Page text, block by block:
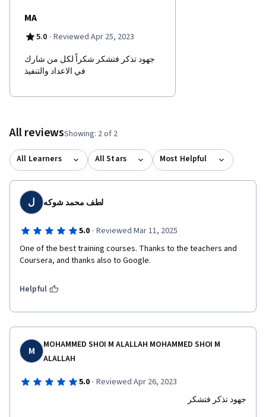
MA
5.0 · Reviewed Apr 25, 2023
جهود تذكر فتشكر شكراً لكل من شارك
في الاعداد والتنفيذ
All reviewsShowing: 2 of 2
All Learners All Stars Most Helpful
ل لطف محمد شوكه
5.0 · Reviewed Mar 11, 2025
One of the best training courses. Thanks to the teachers and
Coursera, and thanks also to Google.
Helpful
M
MOHAMMED SHOI M ALALLAH MOHAMMED SHOI M
ALALLAH
5.0 · Reviewed Apr 26, 2023
جهود تذكر فتشكر